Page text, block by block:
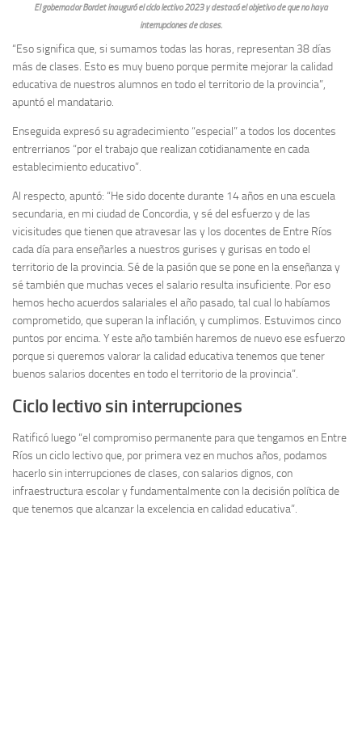
El gobernador Bordet inauguró el ciclo lectivo 2023 y destacó el objetivo de que no haya
interrupciones de clases.
“Eso significa que, si sumamos todas las horas, representan 38 días
más de clases. Esto es muy bueno porque permite mejorar la calidad
educativa de nuestros alumnos en todo el territorio de la provincia”,
apuntó el mandatario.
Enseguida expresó su agradecimiento “especial” a todos los docentes
entrerrianos “por el trabajo que realizan cotidianamente en cada
establecimiento educativo”.
Al respecto, apuntó: “He sido docente durante 14 años en una escuela
secundaria, en mi ciudad de Concordia, y sé del esfuerzo y de las
vicisitudes que tienen que atravesar las y los docentes de Entre Ríos
cada día para enseñarles a nuestros gurises y gurisas en todo el
territorio de la provincia. Sé de la pasión que se pone en la enseñanza y
sé también que muchas veces el salario resulta insuficiente. Por eso
hemos hecho acuerdos salariales el año pasado, tal cual lo habíamos
comprometido, que superan la inflación, y cumplimos. Estuvimos cinco
puntos por encima. Y este año también haremos de nuevo ese esfuerzo
porque si queremos valorar la calidad educativa tenemos que tener
buenos salarios docentes en todo el territorio de la provincia”.
Ciclo lectivo sin interrupciones
Ratificó luego “el compromiso permanente para que tengamos en Entre
Ríos un ciclo lectivo que, por primera vez en muchos años, podamos
hacerlo sin interrupciones de clases, con salarios dignos, con
infraestructura escolar y fundamentalmente con la decisión política de
que tenemos que alcanzar la excelencia en calidad educativa”.